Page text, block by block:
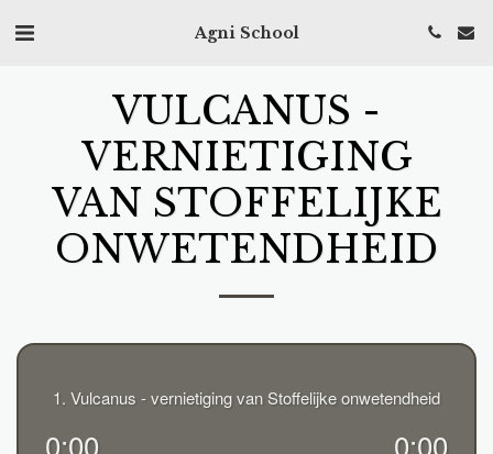
Agni School
VULCANUS -
VERNIETIGING
VAN STOFFELIJKE
ONWETENDHEID